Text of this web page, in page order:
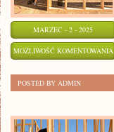
MARZEC - 2 - 2025
MOŻLIWOŚĆ KOMENTOWANIA
POSTED BY ADMIN